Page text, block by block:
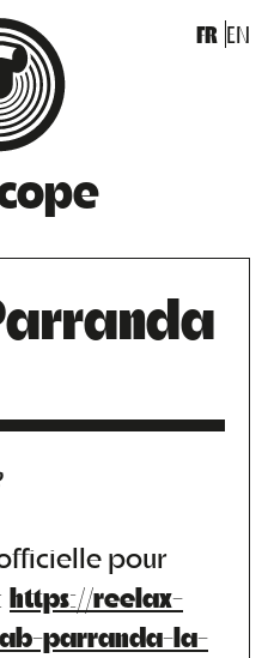
FR EN
pour
https://reelax-
parranda-la-